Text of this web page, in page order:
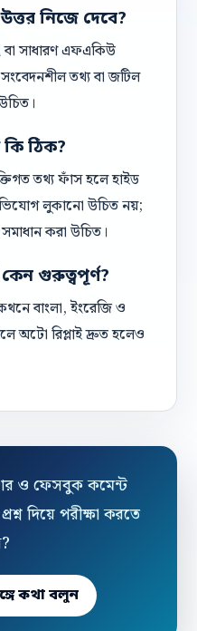
নিজে দেবে?
বা সাধারণ এফএকিউ
তথ্য বা জটিল
কি ঠিক?
তথ্য ফাঁস হলে হাইড
লুকানো উচিত নয়;
করা উচিত।
কেন গুরুত্বপূর্ণ?
বাংলা, ইংরেজি ও
অটো রিপ্লাই দ্রুত হলেও
ও ফেসবুক কমেন্ট
দিয়ে পরীক্ষা করতে
কথা বলুন